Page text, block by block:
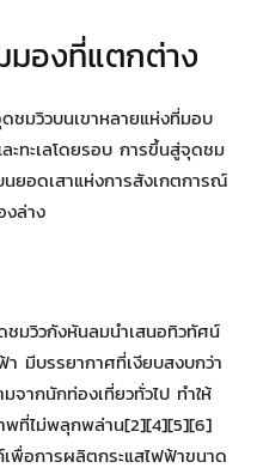
มองที่แตกต่าง
ชมวิวบนเขาหลายแห่งที่มอบ
ะทะเลโดยรอบ การขึ้นสู่จุดชม
นยอดเสาแห่งการสังเกตการณ์
งล่าง
มวิวกังหันลมนำเสนอทิวทัศน์
มีบรรยากาศที่เงียบสงบกว่า
ากนักท่องเที่ยวทั่วไป ทำให้
าพที่ไม่พลุกพล่าน[2][4][5][6]
พื่อการผลิตกระแสไฟฟ้าขนาด